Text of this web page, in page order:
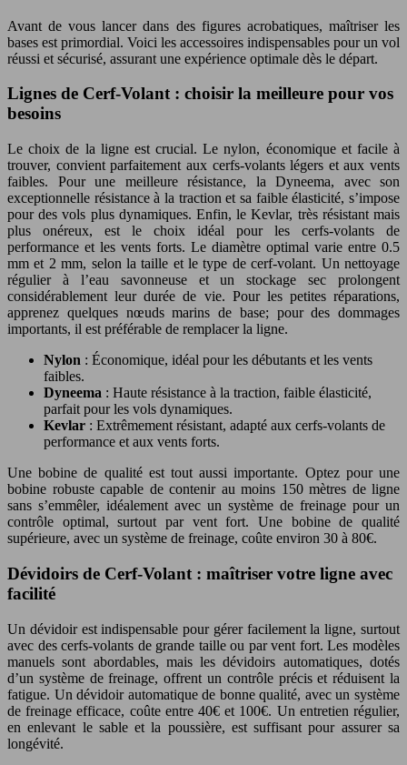
Avant de vous lancer dans des figures acrobatiques, maîtriser les
bases est primordial. Voici les accessoires indispensables pour un vol
réussi et sécurisé, assurant une expérience optimale dès le départ.
Lignes de Cerf-Volant : choisir la meilleure pour vos
besoins
Le choix de la ligne est crucial. Le nylon, économique et facile à
trouver, convient parfaitement aux cerfs-volants légers et aux vents
faibles. Pour une meilleure résistance, la Dyneema, avec son
exceptionnelle résistance à la traction et sa faible élasticité, s’impose
pour des vols plus dynamiques. Enfin, le Kevlar, très résistant mais
plus onéreux, est le choix idéal pour les cerfs-volants de
performance et les vents forts. Le diamètre optimal varie entre 0.5
mm et 2 mm, selon la taille et le type de cerf-volant. Un nettoyage
régulier à l’eau savonneuse et un stockage sec prolongent
considérablement leur durée de vie. Pour les petites réparations,
apprenez quelques nœuds marins de base; pour des dommages
importants, il est préférable de remplacer la ligne.
Nylon : Économique, idéal pour les débutants et les vents
faibles.
Dyneema : Haute résistance à la traction, faible élasticité,
parfait pour les vols dynamiques.
Kevlar : Extrêmement résistant, adapté aux cerfs-volants de
performance et aux vents forts.
Une bobine de qualité est tout aussi importante. Optez pour une
bobine robuste capable de contenir au moins 150 mètres de ligne
sans s’emmêler, idéalement avec un système de freinage pour un
contrôle optimal, surtout par vent fort. Une bobine de qualité
supérieure, avec un système de freinage, coûte environ 30 à 80€.
Dévidoirs de Cerf-Volant : maîtriser votre ligne avec
facilité
Un dévidoir est indispensable pour gérer facilement la ligne, surtout
avec des cerfs-volants de grande taille ou par vent fort. Les modèles
manuels sont abordables, mais les dévidoirs automatiques, dotés
d’un système de freinage, offrent un contrôle précis et réduisent la
fatigue. Un dévidoir automatique de bonne qualité, avec un système
de freinage efficace, coûte entre 40€ et 100€. Un entretien régulier,
en enlevant le sable et la poussière, est suffisant pour assurer sa
longévité.